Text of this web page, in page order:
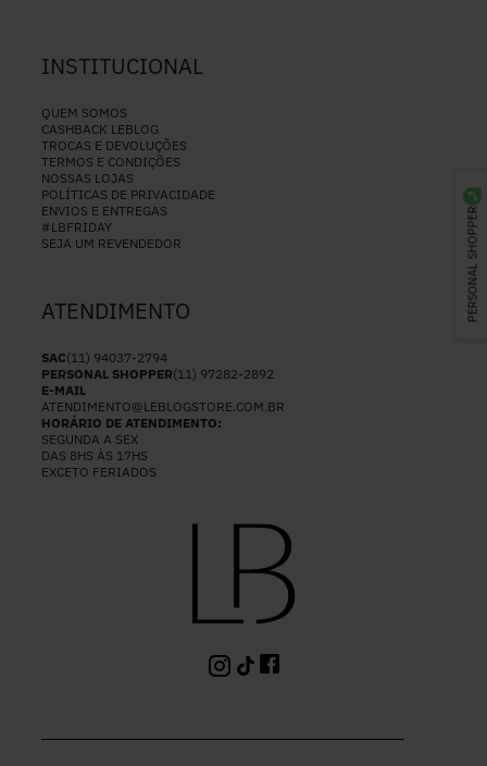
PERSONAL SHOPPER
INSTITUCIONAL
QUEM SOMOS
CASHBACK LEBLOG
TROCAS E DEVOLUÇÕES
TERMOS E CONDIÇÕES
NOSSAS LOJAS
POLÍTICAS DE PRIVACIDADE
ENVIOS E ENTREGAS
#LBFRIDAY
SEJA UM REVENDEDOR
ATENDIMENTO
SAC(11) 94037-2794
PERSONAL SHOPPER(11) 97282-2892
E-MAIL
ATENDIMENTO@LEBLOGSTORE.COM.BR
HORÁRIO DE ATENDIMENTO:
SEGUNDA A SEX
DAS 8HS ÀS 17HS
EXCETO FERIADOS